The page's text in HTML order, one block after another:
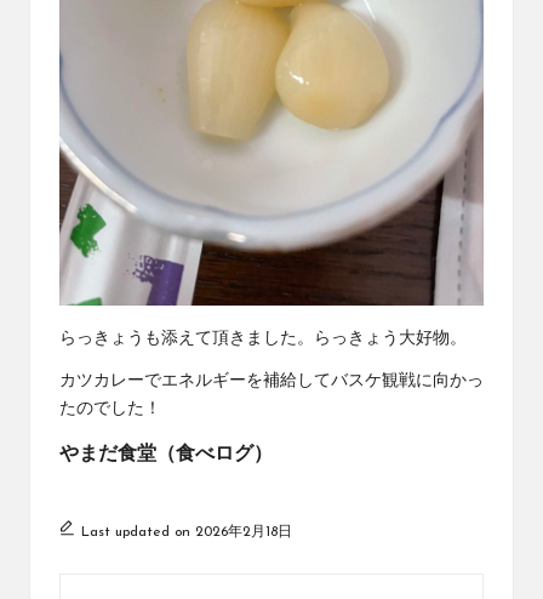
らっきょうも添えて頂きました。らっきょう大好物。
カツカレーでエネルギーを補給してバスケ観戦に向かっ
たのでした！
やまだ食堂（食べログ）
Last updated on 2026年2月18日